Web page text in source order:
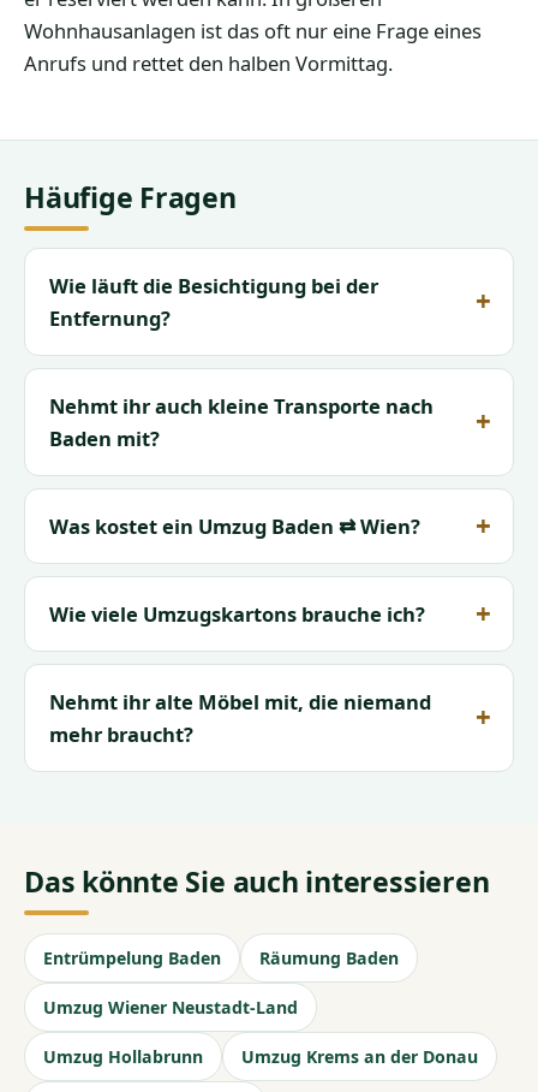
Wohnhausanlagen ist das oft nur eine Frage eines
Anrufs und rettet den halben Vormittag.
Häufige Fragen
Wie läuft die Besichtigung bei der
Entfernung?
Nehmt ihr auch kleine Transporte nach
Baden mit?
Was kostet ein Umzug Baden ⇄ Wien?
Wie viele Umzugskartons brauche ich?
Nehmt ihr alte Möbel mit, die niemand
mehr braucht?
Das könnte Sie auch interessieren
Entrümpelung Baden Räumung Baden
Umzug Wiener Neustadt-Land
Umzug Hollabrunn Umzug Krems an der Donau